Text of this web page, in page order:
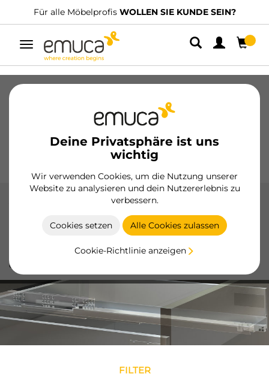
Für alle Möbelprofis WOLLEN SIE KUNDE SEIN?
Umschaltbare
Navigation
Deine Privatsphäre ist uns
wichtig
Wir verwenden Cookies, um die Nutzung unserer
Website zu analysieren und dein Nutzererlebnis zu
verbessern.
Cookies setzen Alle Cookies zulassen
Cookie-Richtlinie anzeigen
Führungssysteme
Schiebesysteme
Griffe Sockel
Vertex-Schublade mit Glaswänden 2D
Kombiniert Design und Transparenz, um dem Innenraum
des gehärteten Glases und die Metallstruktur sorgen für
eine optisch leichte und raffinierte Lösung.
FILTER